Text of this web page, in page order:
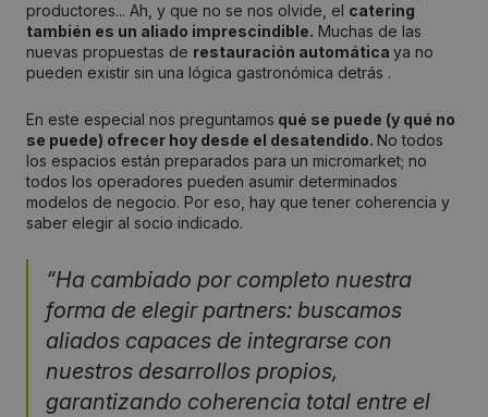
productores... Ah, y que no se nos olvide, el catering
también es un aliado imprescindible. Muchas de las
nuevas propuestas de restauración automática ya no
pueden existir sin una lógica gastronómica detrás .
En este especial nos preguntamos qué se puede (y qué no
se puede) ofrecer hoy desde el desatendido. No todos
los espacios están preparados para un micromarket; no
todos los operadores pueden asumir determinados
modelos de negocio. Por eso, hay que tener coherencia y
saber elegir al socio indicado.
“Ha cambiado por completo nuestra
forma de elegir partners: buscamos
aliados capaces de integrarse con
nuestros desarrollos propios,
garantizando coherencia total entre el